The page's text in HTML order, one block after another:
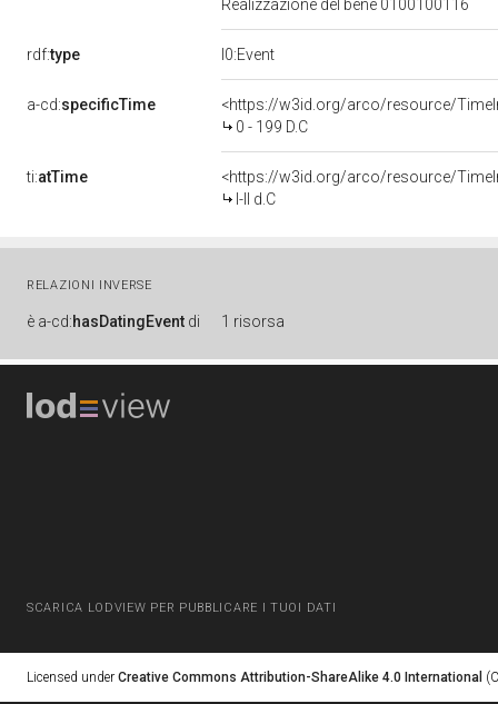
Realizzazione del bene 0100100116
rdf:type l0:Event
a-cd:specificTime
<https://w3id.org/arco/resource/
0 - 199 D.C
ti:atTime
<https://w3id.org/arco/resource/
I-II d.C
RELAZIONI INVERSE
è a-cd:hasDatingEvent di 1 risorsa
SCARICA LODVIEW PER PUBBLICARE I TUOI DATI
Licensed under Creative Commons Attribution-ShareAlike 4.0 International